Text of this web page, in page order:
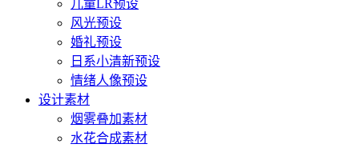
儿童LR预设
风光预设
婚礼预设
日系小清新预设
情绪人像预设
设计素材
烟雾叠加素材
水花合成素材